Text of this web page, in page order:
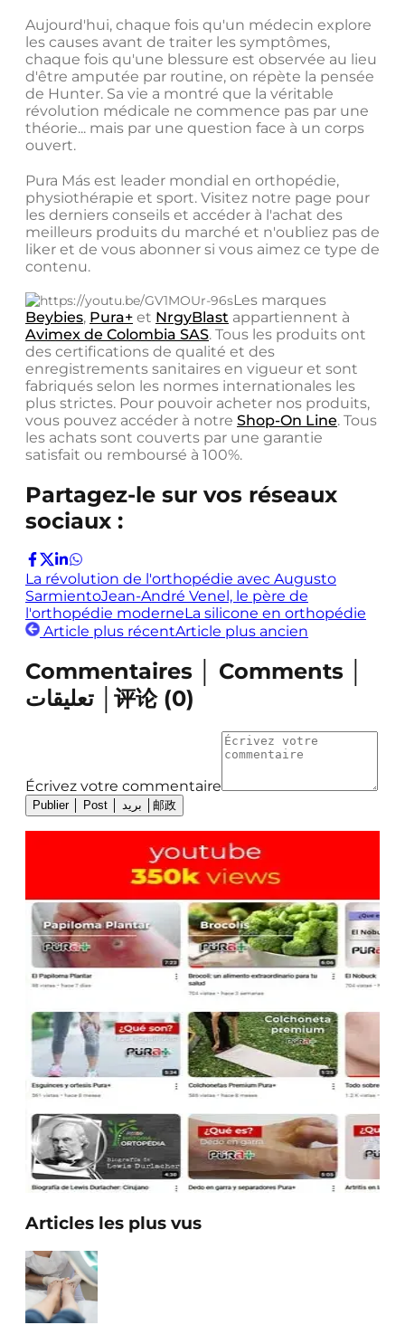
Aujourd'hui, chaque fois qu'un médecin explore
les causes avant de traiter les symptômes,
chaque fois qu'une blessure est observée au lieu
d'être amputée par routine, on répète la pensée
de Hunter. Sa vie a montré que la véritable
révolution médicale ne commence pas par une
théorie... mais par une question face à un corps
ouvert.
Pura Más est leader mondial en orthopédie,
physiothérapie et sport. Visitez notre page pour
les derniers conseils et accéder à l'achat des
meilleurs produits du marché et n'oubliez pas de
liker et de vous abonner si vous aimez ce type de
contenu.
Les marques
Beybies, Pura+ et NrgyBlast appartiennent à
Avimex de Colombia SAS. Tous les produits ont
des certifications de qualité et des
enregistrements sanitaires en vigueur et sont
fabriqués selon les normes internationales les
plus strictes. Pour pouvoir acheter nos produits,
vous pouvez accéder à notre Shop-On Line. Tous
les achats sont couverts par une garantie
satisfait ou remboursé à 100%.
Partagez-le sur vos réseaux
sociaux :
La révolution de l'orthopédie avec Augusto
SarmientoJean-André Venel, le père de
l'orthopédie moderneLa silicone en orthopédie
Article plus récentArticle plus ancien
Commentaires │ Comments │
تعليقات │评论(0)
Écrivez votre commentaire
Publier │ Post │ بريد │邮政
Articles les plus vus